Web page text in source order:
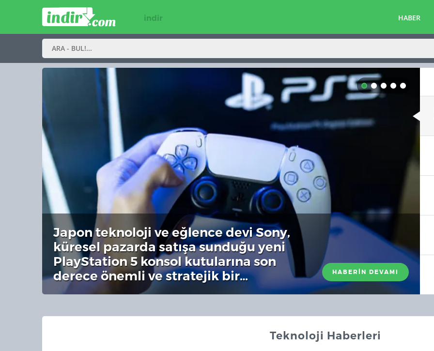
indir HABER
Japon teknoloji ve eğlence devi Sony,
küresel pazarda satışa sunduğu yeni
PlayStation 5 konsol kutularına son
derece önemli ve stratejik bir…
HABERİN DEVAMI
Teknoloji Haberleri